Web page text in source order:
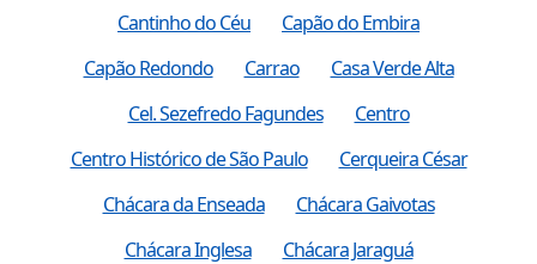
Cantinho do Céu
Capão do Embira
Capão Redondo
Carrao
Casa Verde Alta
Cel. Sezefredo Fagundes
Centro
Centro Histórico de São Paulo
Cerqueira César
Chácara da Enseada
Chácara Gaivotas
Chácara Inglesa
Chácara Jaraguá